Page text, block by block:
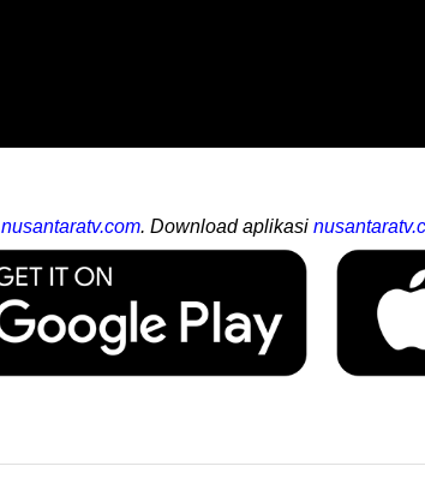
nusantaratv.com. Download aplikasi